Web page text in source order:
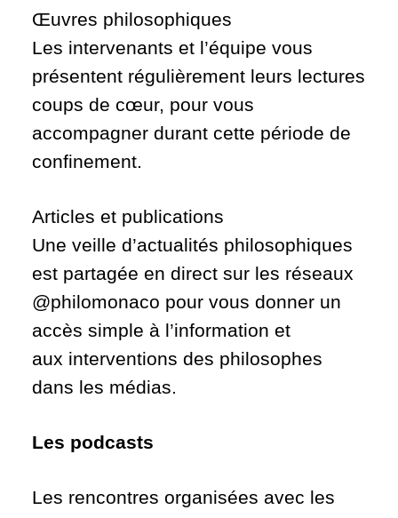
Œuvres philosophiques
Les intervenants et l’équipe vous
présentent régulièrement leurs lectures
coups de cœur, pour vous
accompagner durant cette période de
confinement.
Articles et publications
Une veille d’actualités philosophiques
est partagée en direct sur les réseaux
@philomonaco pour vous donner un
accès simple à l’information et
aux interventions des philosophes
dans les médias.
Les podcasts
Les rencontres organisées avec les